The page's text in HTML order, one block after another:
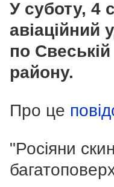
У суботу, 4
авіаційний
по
району.
Про це
"Росіяни